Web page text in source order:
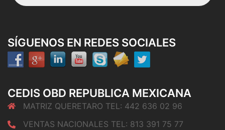
SÍGUENOS EN REDES SOCIALES
CEDIS OBD REPUBLICA MEXICANA
MATRIZ QUERETARO TEL: 442 636 02 96
VENTAS NACIONALES TEL: 813 391 75 77